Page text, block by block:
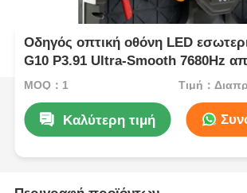
Οδηγός οπτική οθόνη LED
G10 P3.91 Ultra-Smooth 7680Hz
γρήγορη εγκατάσταση
MOQ：1
Καλύτερη τιμή